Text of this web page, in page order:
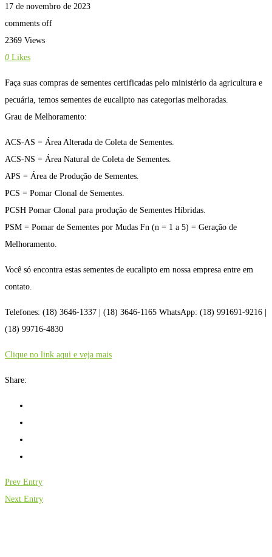
17 de novembro de 2023
comments off
2369 Views
0 Likes
Faça suas compras de sementes certificadas pelo ministério da agricultura e
pecuária, temos sementes de eucalipto nas categorias melhoradas.
Grau de Melhoramento:
ACS-AS = Área Alterada de Coleta de Sementes.
ACS-NS = Área Natural de Coleta de Sementes.
APS = Área de Produção de Sementes.
PCS = Pomar Clonal de Sementes.
PCSH Pomar Clonal para produção de Sementes Híbridas.
PSM = Pomar de Sementes por Mudas Fn (n = 1 a 5) = Geração de
Melhoramento.
Você só encontra estas sementes de eucalipto em nossa empresa entre em
contato.
Telefones: (18) 3646-1337 | (18) 3646-1165 WhatsApp: (18) 991691-9216 |
(18) 99716-4830
Clique no link aqui e veja mais
Share:
Prev Entry
Next Entry